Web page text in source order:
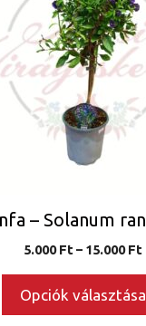
– Solanum
5.000Ft – 15.000Ft
Opciók választása